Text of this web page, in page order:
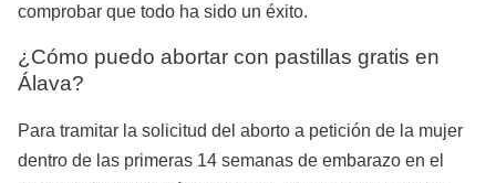
comprobar que todo ha sido un éxito.
¿Cómo puedo abortar con pastillas gratis en
Álava?
Para tramitar la solicitud del aborto a petición de la mujer
dentro de las primeras 14 semanas de embarazo en el